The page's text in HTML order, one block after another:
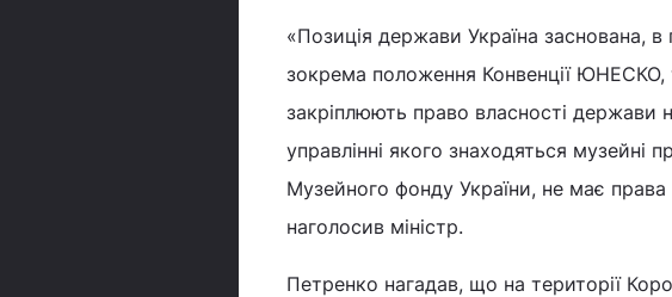
«Позиція держави Україна заснована,
зокрема положення Конвенції ЮНЕСКО,
закріплюють право власності держави
управлінні якого знаходяться
Музейного фонду України, не має
наголосив міністр.
Петренко нагадав, що на території